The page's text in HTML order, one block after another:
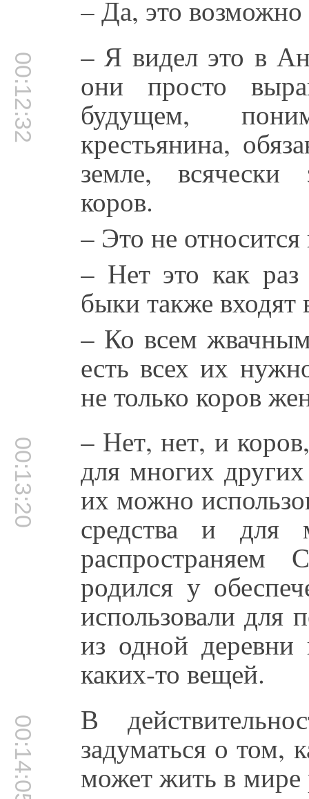
– Да, это
00:12:32 – Я видел это в
они просто
будущем,
крестьянина,
земле,
коров.
– Это не
– Нет это как
быки также входят
– Ко всем
есть всех их
не только коров
00:13:20 – Нет, нет, и
для многих
их можно
средства и для
родился у
использовали для
из одной
каких-то вещей.
00:14:05 В
задуматься о том,
может жить в